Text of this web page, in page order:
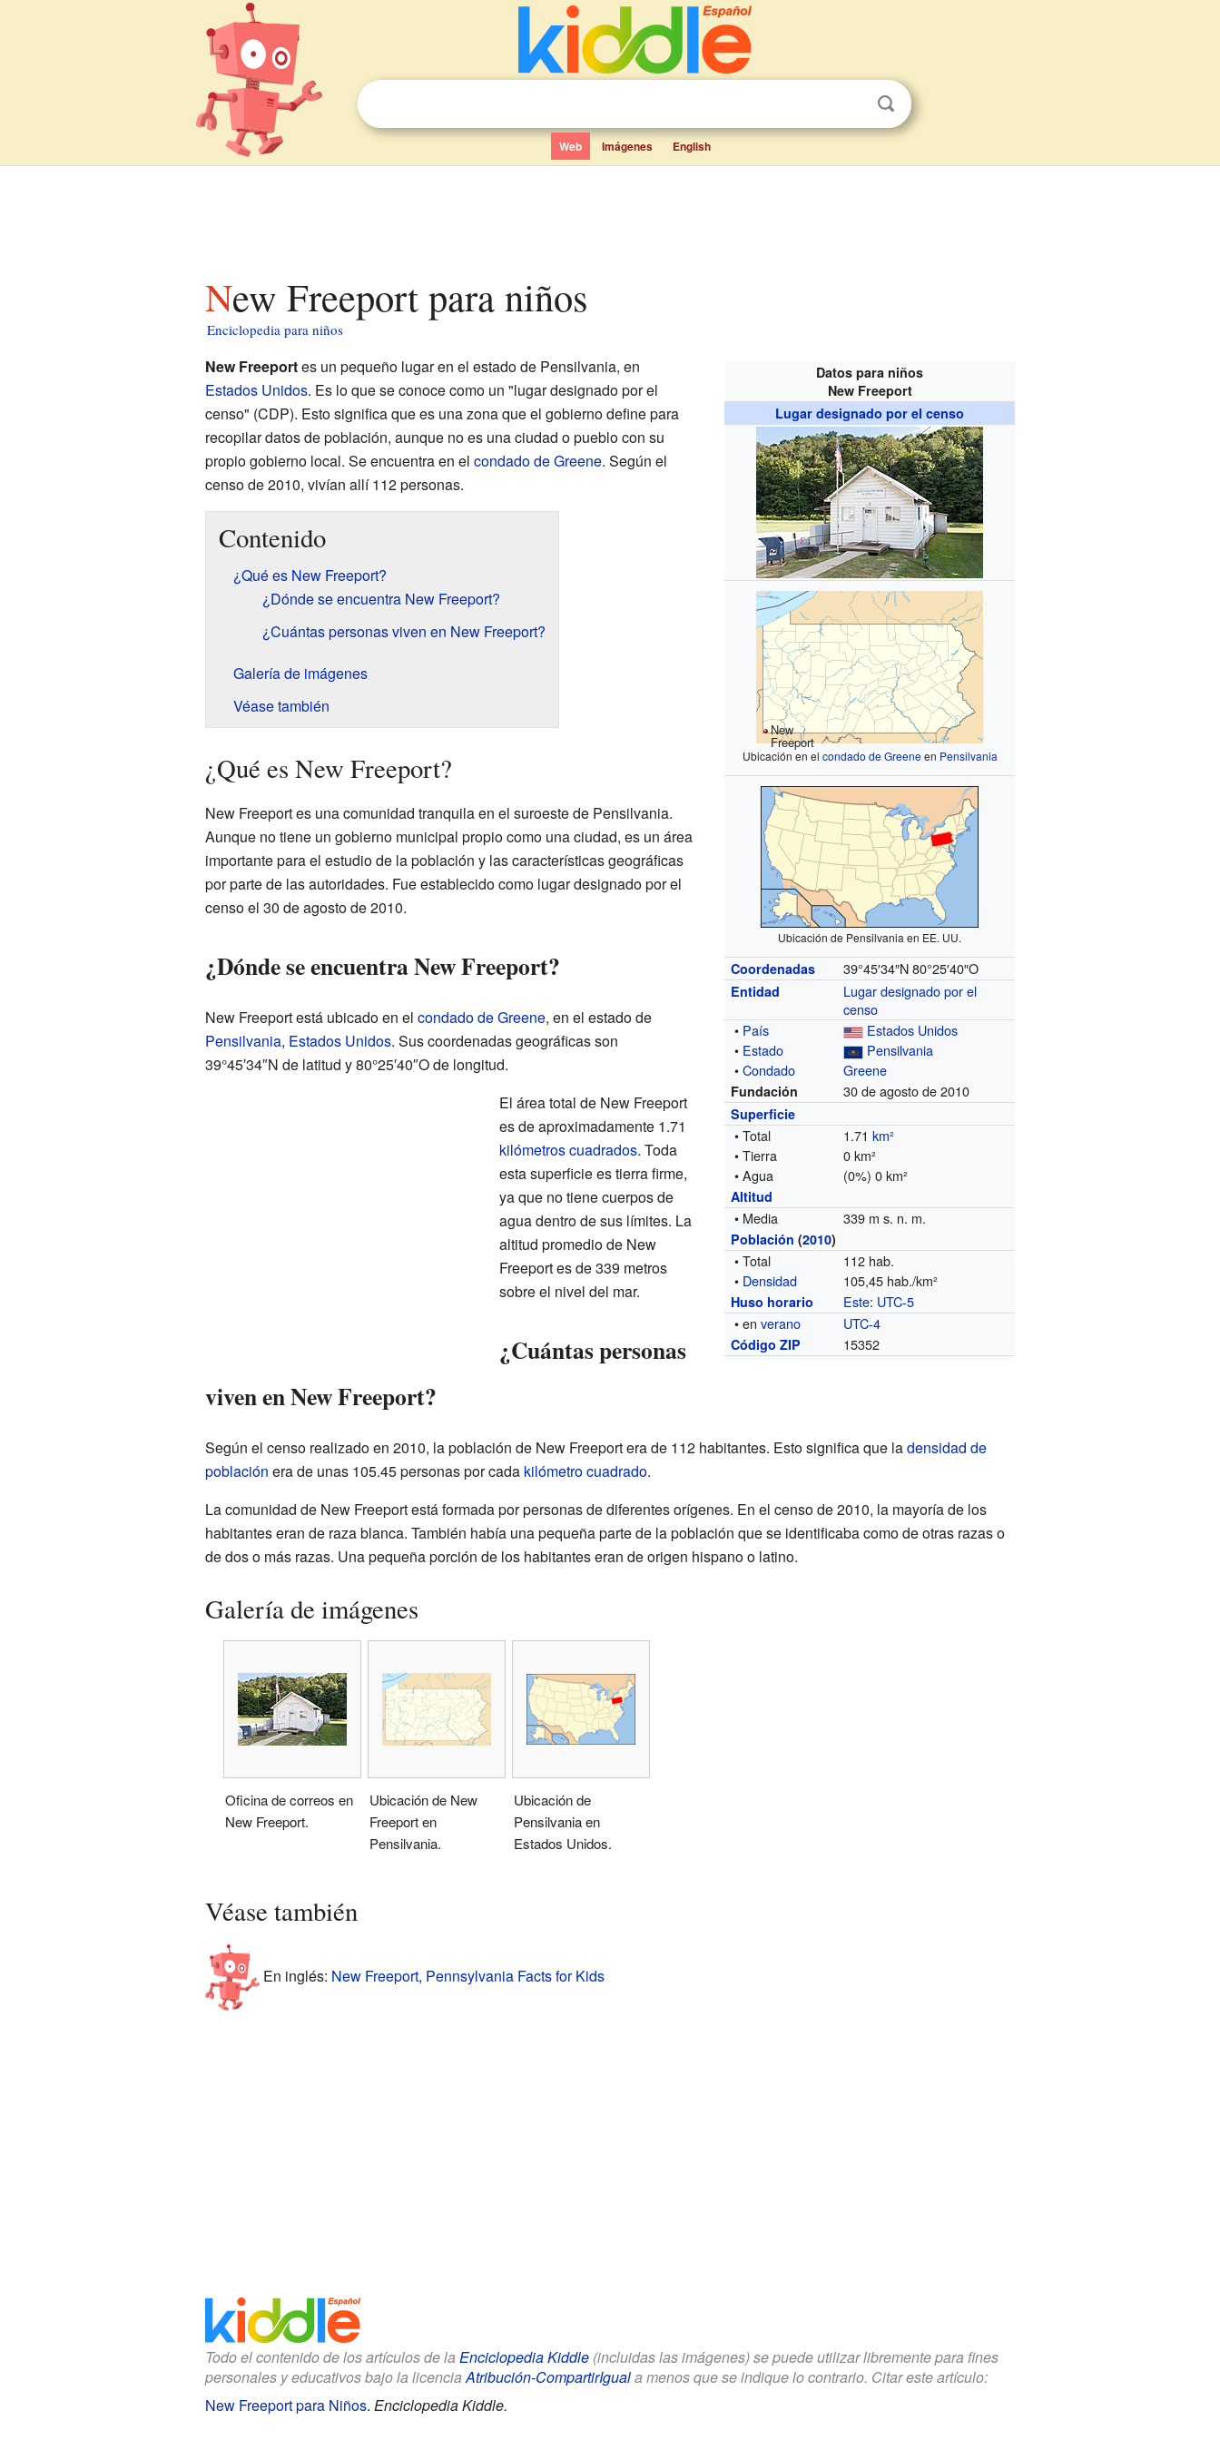
Web Imágenes English
New Freeport para niños
Enciclopedia para niños
Datos para niños
New Freeport
Lugar designado por el censo
New
Freeport
Ubicación en el condado de Greeneen Pensilvania
Ubicación de Pensilvania en EE. UU.
Coordenadas 39°45′34″N 80°25′40″O
Entidad
Lugar designado por el
censo
• País
Estados Unidos
• Estado
Pensilvania
•Condado Greene
Fundación 30 de agosto de 2010
Superficie
• Total 1.71km²
• Tierra
0 km²
• Agua
(0%) 0 km²
Altitud
• Media 339 m s. n. m.
Población (2010)
• Total
112 hab.
• Densidad 105,45 hab./km²
Huso horario Este: UTC-5
• enverano UTC-4
Código ZIP 15352
New Freeportes un pequeño lugar en el estado de Pensilvania, en
Estados Unidos. Es lo que se conoce como un "lugar designado por el
censo" (CDP). Esto significa que es una zona que el gobierno define para
recopilar datos de población, aunque no es una ciudad o pueblo con su
propio gobierno local. Se encuentra en el condado de Greene. Según el
censo de 2010, vivían allí 112 personas.
Contenido
¿Qué es New Freeport?
¿Dónde se encuentra New Freeport?
¿Cuántas personas viven en New Freeport?
Galería de imágenes
Véase también
¿Qué es New Freeport?
New Freeport es una comunidad tranquila en el suroeste de Pensilvania.
Aunque no tiene un gobierno municipal propio como una ciudad, es un área
importante para el estudio de la población y las características geográficas
por parte de las autoridades. Fue establecido como lugar designado por el
censo el 30 de agosto de 2010.
¿Dónde se encuentra New Freeport?
New Freeport está ubicado en el condado de Greene, en el estado de
Pensilvania, Estados Unidos. Sus coordenadas geográficas son
39°45′34″N de latitud y 80°25′40″O de longitud.
El área total de New Freeport
es de aproximadamente 1.71
kilómetros cuadrados. Toda
esta superficie es tierra firme,
ya que no tiene cuerpos de
agua dentro de sus límites. La
altitud promedio de New
Freeport es de 339 metros
sobre el nivel del mar.
¿Cuántas personas
viven en New Freeport?
Según el censo realizado en 2010, la población de New Freeport era de 112 habitantes. Esto significa que ladensidad de
población era de unas 105.45 personas por cada kilómetro cuadrado.
La comunidad de New Freeport está formada por personas de diferentes orígenes. En el censo de 2010, la mayoría de los
habitantes eran de raza blanca. También había una pequeña parte de la población que se identificaba como de otras razas o
de dos o más razas. Una pequeña porción de los habitantes eran de origen hispano o latino.
Galería de imágenes
Oficina de correos en
New Freeport.
Ubicación de New
Freeport en
Pensilvania.
Ubicación de
Pensilvania en
Estados Unidos.
Véase también
En inglés: New Freeport, Pennsylvania Facts for Kids
Todo el contenido de los artículos de la Enciclopedia Kiddle(incluidas las imágenes) se puede utilizar libremente para fines
personales y educativos bajo la licencia Atribución-CompartirIguala menos que se indique lo contrario. Citar este artículo:
New Freeport para Niños. Enciclopedia Kiddle.